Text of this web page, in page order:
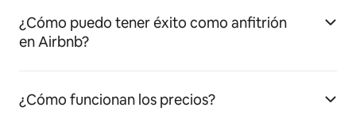
¿Cómo puedo tener éxito como anfitrión
en Airbnb?
¿Cómo funcionan los precios?